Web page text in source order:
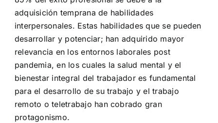
adquisición temprana de habilidades
interpersonales. Estas habilidades que se pueden
desarrollar y potenciar; han adquirido mayor
relevancia en los entornos laborales post
pandemia, en los cuales la salud mental y el
bienestar integral del trabajador es fundamental
para el desarrollo de su trabajo y el trabajo
remoto o teletrabajo han cobrado gran
protagonismo.